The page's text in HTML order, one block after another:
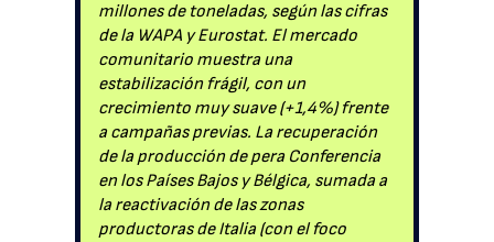
millones de toneladas, según las cifras
de la WAPA y Eurostat. El mercado
comunitario muestra una
estabilización frágil, con un
crecimiento muy suave (+1,4%) frente
a campañas previas. La recuperación
de la producción de pera Conferencia
en los Países Bajos y Bélgica, sumada a
la reactivación de las zonas
productoras de Italia (con el foco